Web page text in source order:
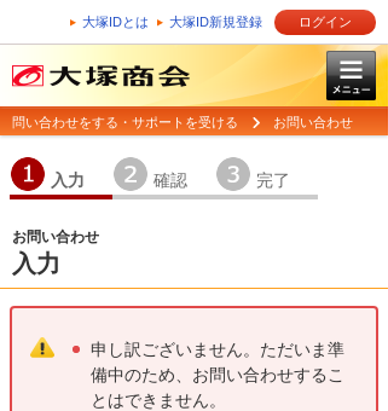
大塚IDとは 大塚ID新規登録 ログイン
問い合わせをする・サポートを受ける お問い合わせ
入力
確認
完了
お問い合わせ
入力
申し訳ございません。ただいま準
備中のため、お問い合わせするこ
とはできません。